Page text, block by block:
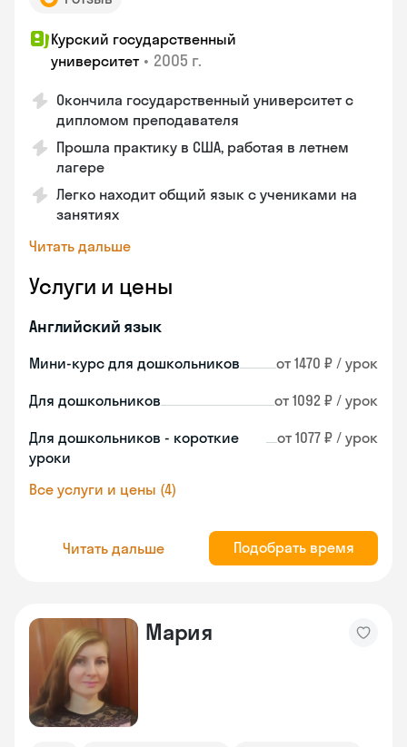
Курский государственный
университет • 2005 г.
Окончила государственный университет с
дипломом преподавателя
Прошла практику в США, работая в летнем
лагере
Легко находит общий язык с учениками на
занятиях
Читать дальше
Услуги и цены
Английский язык
Мини-курс для дошкольников от 1470 ₽ / урок
Для дошкольников от 1092 ₽ / урок
Для дошкольников - короткие
уроки
от 1077 ₽ / урок
Все услуги и цены (4)
Читать дальше Подобрать время
Мария